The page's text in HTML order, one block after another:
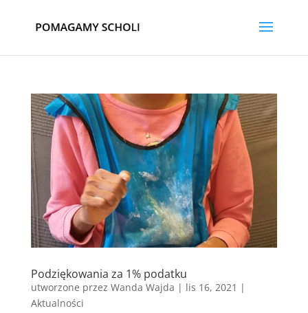
Podziękowania za 1% podatku
utworzone przez Wanda Wajda | lis 16, 2021 |
Aktualności